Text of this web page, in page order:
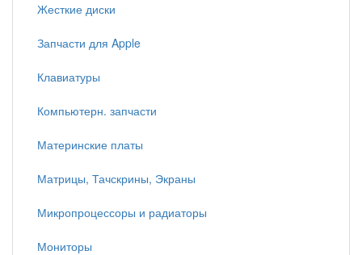
Жесткие диски
Запчасти для Apple
Клавиатуры
Компьютерн. запчасти
Материнские платы
Матрицы, Тачскрины, Экраны
Микропроцессоры и радиаторы
Мониторы